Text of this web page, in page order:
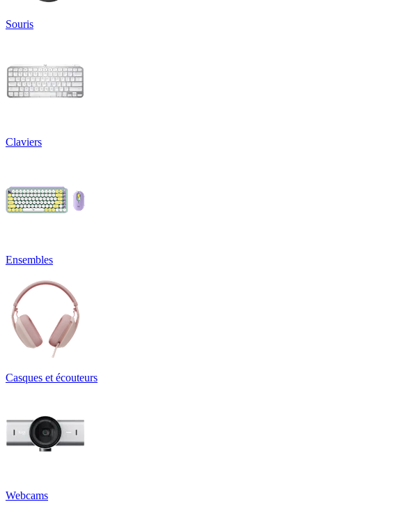
Souris
Claviers
Ensembles
Casques et écouteurs
Webcams